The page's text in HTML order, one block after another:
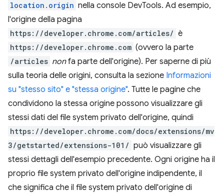
location.origin nella console DevTools. Ad esempio,
l'origine della pagina
https://developer.chrome.com/articles/ è
https://developer.chrome.com (ovvero la parte
/articles nonfa parte dell'origine). Per saperne di più
sulla teoria delle origini, consulta la sezione Informazioni
su "stesso sito" e "stessa origine". Tutte le pagine che
condividono la stessa origine possono visualizzare gli
stessi dati del file system privato dell'origine, quindi
https://developer.chrome.com/docs/extensions/mv
3/getstarted/extensions-101/ può visualizzare gli
stessi dettagli dell'esempio precedente. Ogni origine ha il
proprio file system privato dell'origine indipendente, il
che significa che il file system privato dell'origine di